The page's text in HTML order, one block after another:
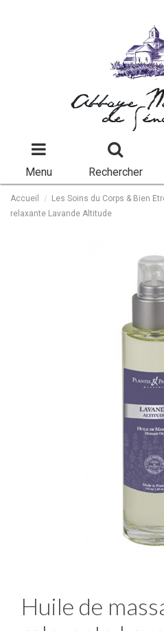
Abbaye
de
Menu Rechercher
Accueil Les Soins du Corps & Bien
relaxante Lavande Altitude
Huile de